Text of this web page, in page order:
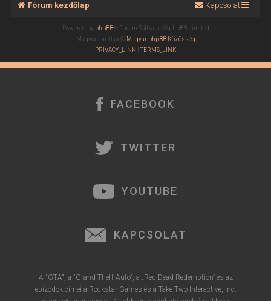
Fórum kezdőlap Kapcsolat
Powered by phpBB® Forum Software © phpBB Limited
Magyar fordítás © Magyar phpBB Közösség
PRIVACY_LINK |TERMS_LINK
FACEBOOK
TWITTER
YOUTUBE
KAPCSOLAT
A "GTA", a "Grand Theft Auto", a „Red Dead Redemption” és az
epizódok címei a Rockstar Games és a Take-Two Interactive, Inc.